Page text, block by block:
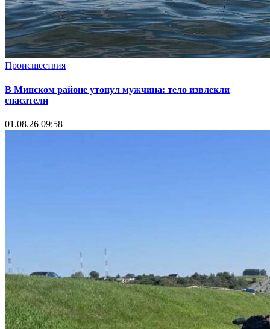
Происшествия
В Минском районе утонул мужчина: тело извлекли
спасатели
01.08.26 09:58